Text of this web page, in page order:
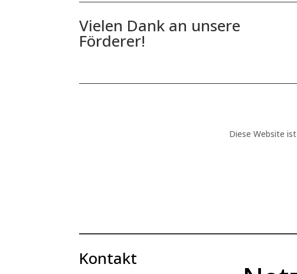
Vielen Dank an unsere
Förderer!
Diese Website
Kontakt